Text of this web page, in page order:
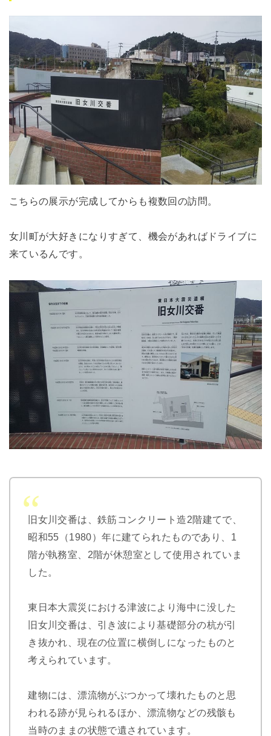
こちらの展示が完成してからも複数回の訪問。
女川町が大好きになりすぎて、機会があればドライブに
来ているんです。
旧女川交番は、鉄筋コンクリート造2階建てで、
昭和55（1980）年に建てられたものであり、1
階が執務室、2階が休憩室として使用されていま
した。
東日本大震災における津波により海中に没した
旧女川交番は、引き波により基礎部分の杭が引
き抜かれ、現在の位置に横倒しになったものと
考えられています。
建物には、漂流物がぶつかって壊れたものと思
われる跡が見られるほか、漂流物などの残骸も
当時のままの状態で遺されています。